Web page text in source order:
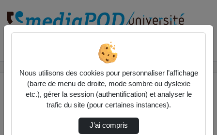
2 vidéos trouvées
Nous utilisons des cookies pour personnaliser l’affichage
(barre de menu de droite, mode sombre ou dyslexie
etc.), gérer la session (authentification) et analyser le
trafic du site (pour certaines instances).
J’ai compris